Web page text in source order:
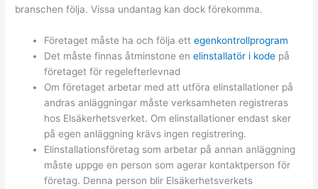
branschen följa. Vissa undantag kan dock förekomma.
Företaget måste ha och följa ettegenkontrollprogram
Det måste finnas åtminstone enelinstallatör i kode på
företaget för regelefterlevnad
Om företaget arbetar med att utföra elinstallationer på
andras anläggningar måste verksamheten registreras
hos Elsäkerhetsverket. Om elinstallationer endast sker
på egen anläggning krävs ingen registrering.
Elinstallationsföretag som arbetar på annan anläggning
måste uppge en person som agerar kontaktperson för
företag. Denna person blir Elsäkerhetsverkets